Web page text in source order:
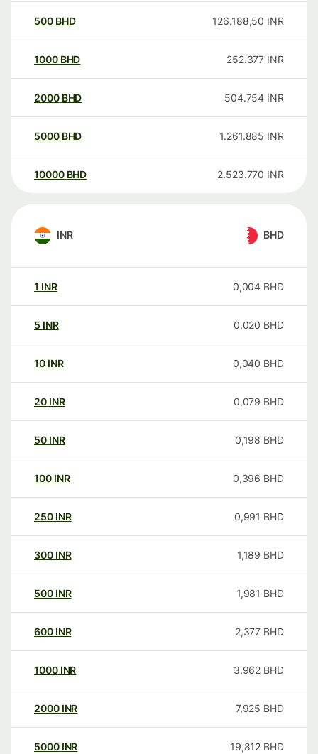
500 BHD 126.188,50 INR
1000 BHD 252.377 INR
2000 BHD 504.754 INR
5000 BHD 1.261.885 INR
10000 BHD 2.523.770 INR
INR BHD
1 INR 0,004 BHD
5 INR 0,020 BHD
10 INR 0,040 BHD
20 INR 0,079 BHD
50 INR 0,198 BHD
100 INR 0,396 BHD
250 INR 0,991 BHD
300 INR 1,189 BHD
500 INR 1,981 BHD
600 INR 2,377 BHD
1000 INR 3,962 BHD
2000 INR 7,925 BHD
5000 INR 19,812 BHD